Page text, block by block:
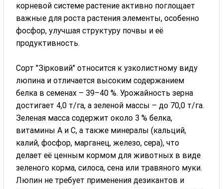
корневой системе растение активно поглощает
важные для роста растения элементы, особенно
фосфор, улучшая структуру почвы и её
продуктивность.
Сорт "Зірковий" относится к узколистному виду
люпина и отличается высоким содержанием
белка в семенах – 39–40 %. Урожайность зерна
достигает 4,0 т/га, а зеленой массы – до 70,0 т/га.
Зеленая масса содержит около 3 % белка,
витамины А и С, а также минералы (кальций,
калий, фосфор, марганец, железо, сера), что
делает её ценным кормом для животных в виде
зеленого корма, силоса, сена или травяного муки.
Люпин не требует применения дезикантов и